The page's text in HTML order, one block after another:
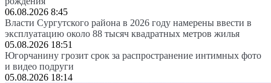
06.08.2026 8:45
Власти Сургутского района в 2026 году намерены ввести в
эксплуатацию около 88 тысяч квадратных метров жилья
05.08.2026 18:51
Югорчанину грозит срок за распространение интимных фото
и видео подруги
05.08.2026 18:14